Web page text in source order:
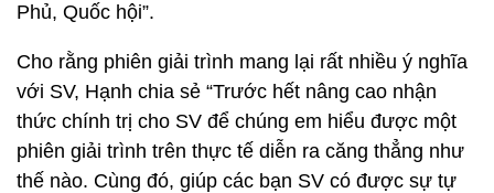
Phủ, Quốc hội”.
Cho rằng phiên giải trình mang lại rất nhiều ý nghĩa
với SV, Hạnh chia sẻ “Trước hết nâng cao nhận
thức chính trị cho SV để chúng em hiểu được một
phiên giải trình trên thực tế diễn ra căng thẳng như
thế nào. Cùng đó, giúp các bạn SV có được sự tự